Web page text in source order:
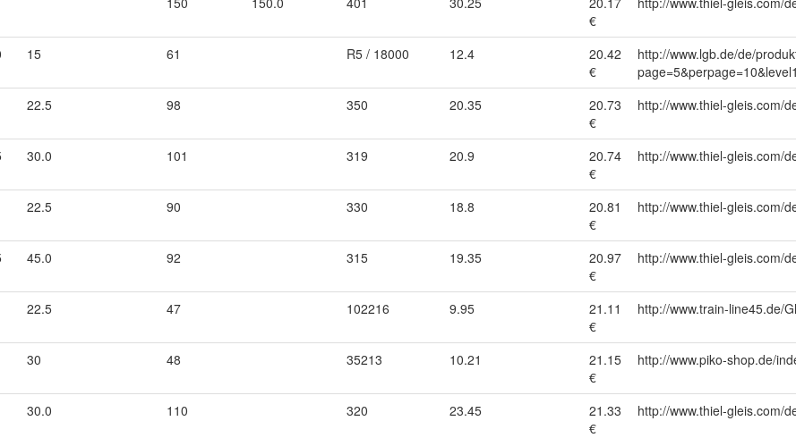
€
15 61 R5 / 18000 12.4
20.42
€
http://www.lgb.de/de/
22.5 98 350 20.35
20.73
€
http://www.thiel-gleis.com/
30.0 101 319 20.9
20.74
€
http://www.thiel-gleis.com/
22.5 90 330 18.8
20.81
€
http://www.thiel-gleis.com/
45.0 92 315 19.35
20.97
€
http://www.thiel-gleis.com/
22.5 47 102216 9.95
21.11
€
http://www.train-line45.de/
30 48 35213 10.21
21.15
€
http://www.piko-shop.de/
30.0 110 320 23.45
21.33
€
http://www.thiel-gleis.com/